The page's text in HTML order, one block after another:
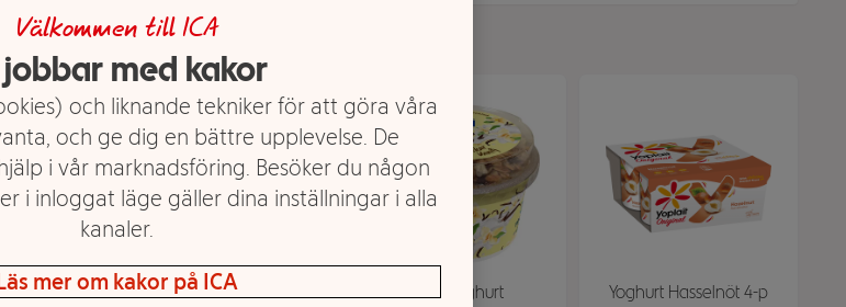
4-p
Proteinyoghurt Vanilj
Vaniljyoghurt
Yoghurt Hasselnöt 4-p
Välkommen till ICA
med kakor
och liknande tekniker för att göra våra
och ge dig en bättre upplevelse. De
i vår marknadsföring. Besöker du någon
i inloggat läge gäller dina inställningar i alla
kanaler.
mer om kakor på ICA